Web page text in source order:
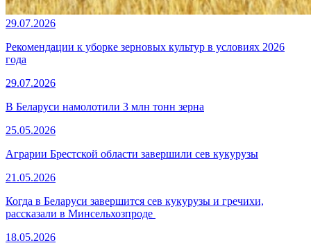
29.07.2026
Рекомендации к уборке зерновых культур в условиях 2026
года
29.07.2026
В Беларуси намолотили 3 млн тонн зерна
25.05.2026
Аграрии Брестской области завершили сев кукурузы
21.05.2026
Когда в Беларуси завершится сев кукурузы и гречихи,
рассказали в Минсельхозпроде
18.05.2026